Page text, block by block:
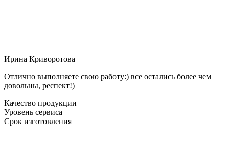
Ирина Криворотова
Отлично выполняете свою работу:) все остались более чем
довольны, респект!)
Качество продукции
Уровень сервиса
Срок изготовления